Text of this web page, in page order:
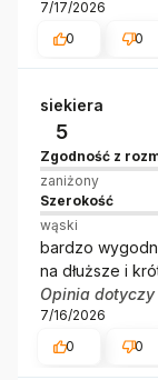
7/17/2026
0
0
siekiera
5
Zgodność z
zaniżony
Szerokość
wąski
bardzo
na dłuższe i
Opinia
7/16/2026
0
0